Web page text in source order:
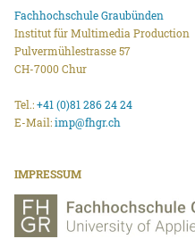
Fachhochschule Graubünden
Institut für Multimedia Production
Pulvermühlestrasse 57
CH-7000 Chur
Tel.:+41 (0)81 286 24 24
E-Mail:imp@fhgr.ch
IMPRESSUM